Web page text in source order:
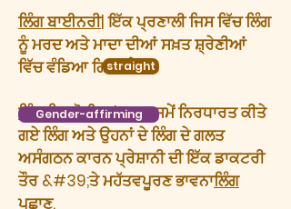
ਲਿੰਗ ਬਾਈਨਰੀ| ਇੱਕ ਪ੍ਰਣਾਲੀ ਜਿਸ ਵਿੱਚ ਲਿੰਗ
ਨੂੰ ਮਰਦ ਅਤੇ ਮਾਦਾ ਦੀਆਂ ਸਖ਼ਤ ਸ਼੍ਰੇਣੀਆਂ
ਵਿੱਚ ਵੰਡਿਆ ਗਿਆ ਹੈ।
ਲਿੰਗ ਡਿਸਫੋਰੀਆ| ਜਨਮ ਸਮੇਂ ਨਿਰਧਾਰਤ ਕੀਤੇ
ਗਏ ਲਿੰਗ ਅਤੇ ਉਹਨਾਂ ਦੇ ਲਿੰਗ ਦੇ ਗਲਤ
ਅਸੰਗਠਨ ਕਾਰਨ ਪ੍ਰੇਸ਼ਾਨੀ ਦੀ ਇੱਕ ਡਾਕਟਰੀ
ਤੌਰ &#39;ਤੇ ਮਹੱਤਵਪੂਰਣ ਭਾਵਨਾਲਿੰਗ
ਪਛਾਣ.
straight
Gender-affirming